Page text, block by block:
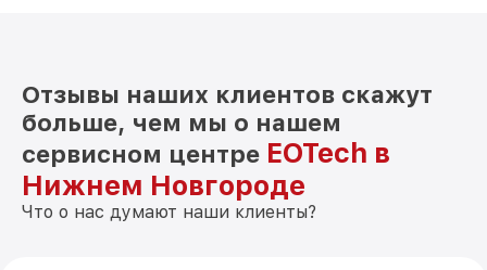
Отзывы наших клиентов скажут
больше, чем мы о нашем
сервисном центре EOTech в
Нижнем Новгороде
Что о нас думают наши клиенты?